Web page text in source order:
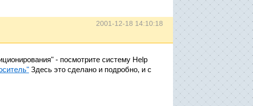
2001-12-18 14:10:18
- посмотрите систему Help
Здесь это сделано и подробно, и с